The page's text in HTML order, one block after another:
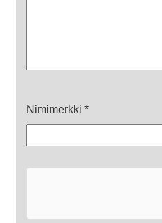
Nimimerkki *